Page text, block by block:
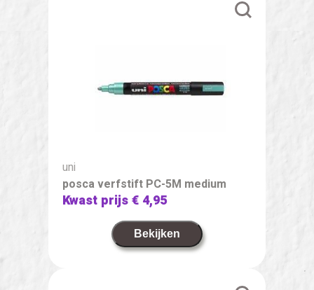
uni
posca verfstift PC-5M medium
Kwast prijs€ 4,95
Bekijken